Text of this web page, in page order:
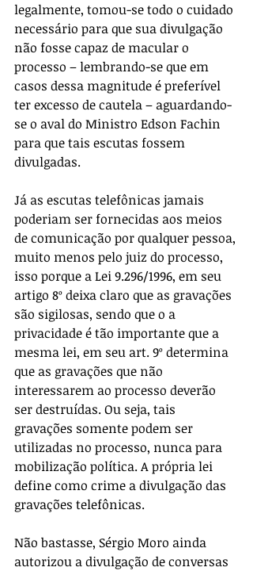
legalmente, tomou-se todo o cuidado
necessário para que sua divulgação
não fosse capaz de macular o
processo – lembrando-se que em
casos dessa magnitude é preferível
ter excesso de cautela – aguardando-
se o aval do Ministro Edson Fachin
para que tais escutas fossem
divulgadas.
Já as escutas telefônicas jamais
poderiam ser fornecidas aos meios
de comunicação por qualquer pessoa,
muito menos pelo juiz do processo,
isso porque a Lei 9.296/1996, em seu
artigo 8º deixa claro que as gravações
são sigilosas, sendo que o a
privacidade é tão importante que a
mesma lei, em seu art. 9º determina
que as gravações que não
interessarem ao processo deverão
ser destruídas. Ou seja, tais
gravações somente podem ser
utilizadas no processo, nunca para
mobilização política. A própria lei
define como crime a divulgação das
gravações telefônicas.
Não bastasse, Sérgio Moro ainda
autorizou a divulgação de conversas